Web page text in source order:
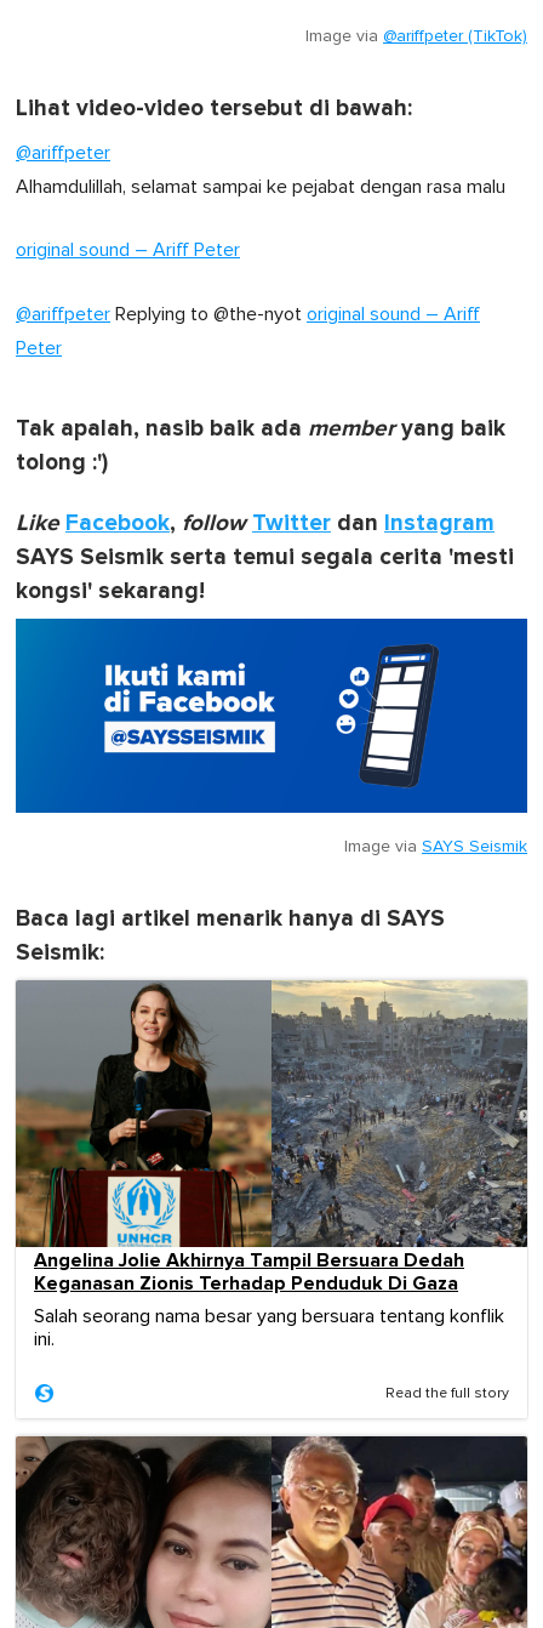
Image via @ariffpeter (TikTok)
Lihat video-video tersebut di bawah:
@ariffpeter
Alhamdulillah, selamat sampai ke pejabat dengan rasa malu ‍
original sound – Ariff Peter
@ariffpeter Replying to @the-nyot original sound – Ariff
Peter
Tak apalah, nasib baik ada memberyang baik
tolong :')
Like Facebook, follow Twitter dan Instagram
SAYS Seismik serta temui segala cerita 'mesti
kongsi' sekarang!
Image via SAYS Seismik
Baca lagi artikel menarik hanya di SAYS
Seismik:
Angelina Jolie Akhirnya Tampil Bersuara Dedah
Keganasan Zionis Terhadap Penduduk Di Gaza
Salah seorang nama besar yang bersuara tentang konflik
ini.
Read the full story